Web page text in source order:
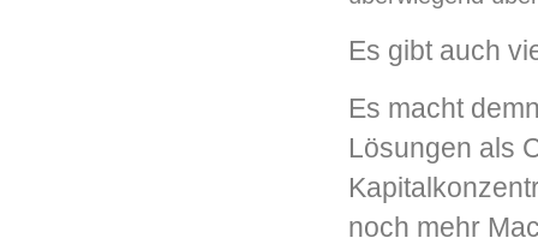
Es gibt auch
Es macht
Lösungen als
noch mehr